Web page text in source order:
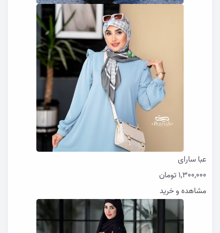
عبا سارای
1,300,000تومان
مشاهده و خرید